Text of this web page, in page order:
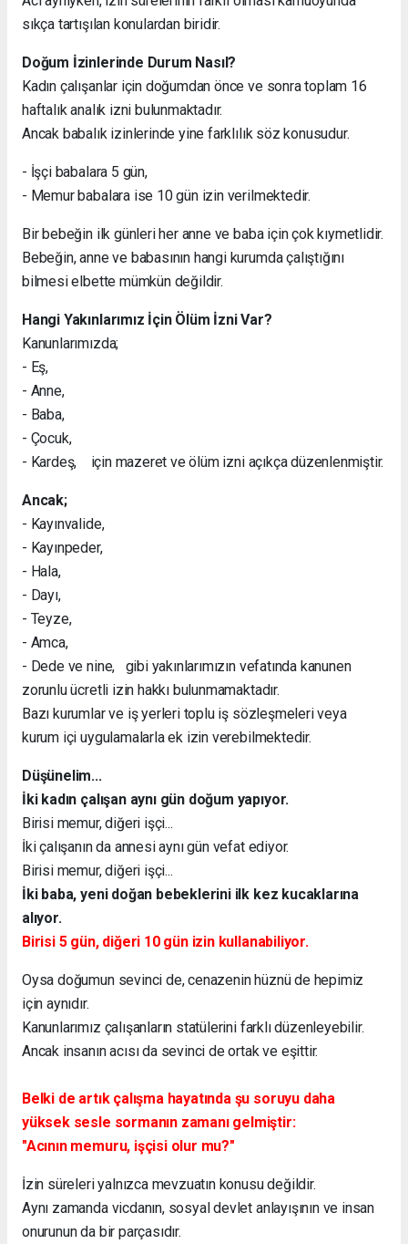
sıkça tartışılan konulardan biridir.
Doğum İzinlerinde Durum Nasıl?
Kadın çalışanlar için doğumdan önce ve sonra toplam 16
haftalık analık izni bulunmaktadır.
Ancak babalık izinlerinde yine farklılık söz konusudur.
- İşçi babalara 5 gün,
- Memur babalara ise 10 gün izin verilmektedir.
Bir bebeğin ilk günleri her anne ve baba için çok kıymetlidir.
Bebeğin, anne ve babasının hangi kurumda çalıştığını
bilmesi elbette mümkün değildir.
Hangi Yakınlarımız İçin Ölüm İzni Var?
Kanunlarımızda;
- Eş,
- Anne,
- Baba,
- Çocuk,
- Kardeş, için mazeret ve ölüm izni açıkça düzenlenmiştir.
Ancak;
- Kayınvalide,
- Kayınpeder,
- Hala,
- Dayı,
- Teyze,
- Amca,
- Dede ve nine, gibi yakınlarımızın vefatında kanunen
zorunlu ücretli izin hakkı bulunmamaktadır.
Bazı kurumlar ve iş yerleri toplu iş sözleşmeleri veya
kurum içi uygulamalarla ek izin verebilmektedir.
Düşünelim...
İki kadın çalışan aynı gün doğum yapıyor.
Birisi memur, diğeri işçi...
İki çalışanın da annesi aynı gün vefat ediyor.
Birisi memur, diğeri işçi...
İki baba, yeni doğan bebeklerini ilk kez kucaklarına
alıyor.
Birisi 5 gün, diğeri 10 gün izin kullanabiliyor.
Oysa doğumun sevinci de, cenazenin hüznü de hepimiz
için aynıdır.
Kanunlarımız çalışanların statülerini farklı düzenleyebilir.
Ancak insanın acısı da sevinci de ortak ve eşittir.
Belki de artık çalışma hayatında şu soruyu daha
yüksek sesle sormanın zamanı gelmiştir:
"Acının memuru, işçisi olur mu?"
İzin süreleri yalnızca mevzuatın konusu değildir.
Aynı zamanda vicdanın, sosyal devlet anlayışının ve insan
onurunun da bir parçasıdır.